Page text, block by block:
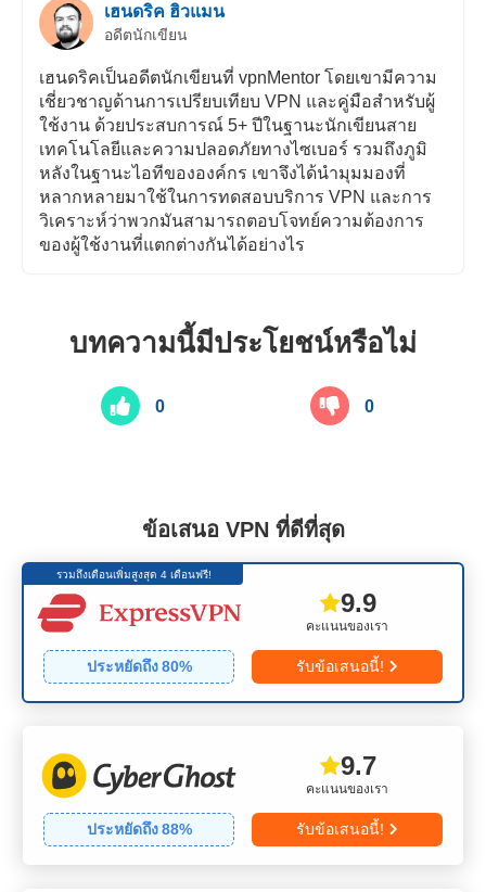
เฮนดริค ฮิวแมน
อดีตนักเขียน
เฮนดริคเป็นอดีตนักเขียนที่ vpnMentor โดยเขามีความ
เชี่ยวชาญด้านการเปรียบเทียบ VPN และคู่มือสำหรับผู้
ใช้งาน ด้วยประสบการณ์ 5+ ปีในฐานะนักเขียนสาย
เทคโนโลยีและความปลอดภัยทางไซเบอร์ รวมถึงภูมิ
หลังในฐานะไอทีขององค์กร เขาจึงได้นำมุมมองที่
หลากหลายมาใช้ในการทดสอบบริการ VPN และการ
วิเคราะห์ว่าพวกมันสามารถตอบโจทย์ความต้องการ
ของผู้ใช้งานที่แตกต่างกันได้อย่างไร
บทความนี้มีประโยชน์หรือไม่
0 0
ข้อเสนอ VPN ที่ดีที่สุด
รวมถึงเดือนเพิ่มสูงสุด 4 เดือนฟรี!
คะแนนของเรา
9.9
ประหยัดถึง 80% รับข้อเสนอนี้!
คะแนนของเรา
9.7
ประหยัดถึง 88% รับข้อเสนอนี้!